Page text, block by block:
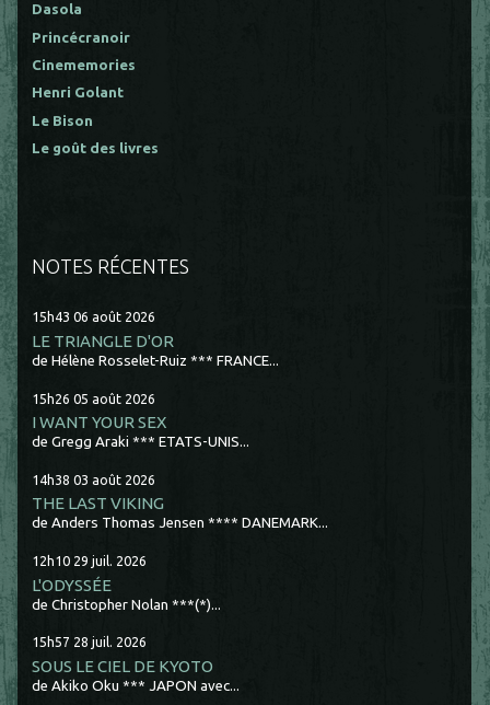
Dasola
Princécranoir
Cinememories
Henri Golant
Le Bison
Le goût des livres
NOTES RÉCENTES
15h43 06 août 2026
LE TRIANGLE D'OR
de Hélène Rosselet-Ruiz *** FRANCE...
15h26 05 août 2026
I WANT YOUR SEX
de Gregg Araki *** ETATS-UNIS...
14h38 03 août 2026
THE LAST VIKING
de Anders Thomas Jensen **** DANEMARK...
12h10 29 juil. 2026
L'ODYSSÉE
de Christopher Nolan ***(*)...
15h57 28 juil. 2026
SOUS LE CIEL DE KYOTO
de Akiko Oku *** JAPON avec...